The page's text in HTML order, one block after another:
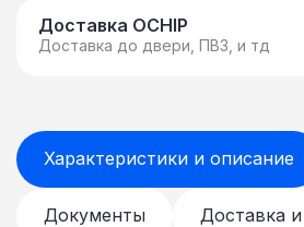
Доставка OCHIP
Доставка до двери, ПВЗ, и тд
Характеристики и описание
Документы Доставка